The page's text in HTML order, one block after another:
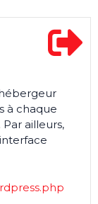
à chaque
ailleurs,